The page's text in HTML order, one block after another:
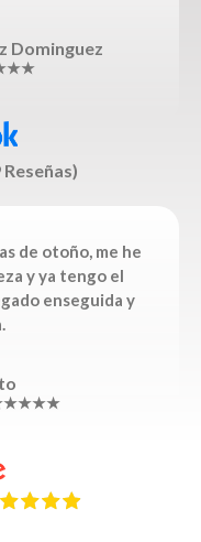
Dominguez
Reseñas)
de otoño, me he
y ya tengo el
enseguida y
★★★★★